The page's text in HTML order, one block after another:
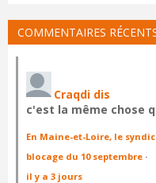
COMMENTAIRES
Craqdi dis
c'est la même chose
En Maine-et-Loire, le
blocage du 10 septembre ·
il y a 3 jours